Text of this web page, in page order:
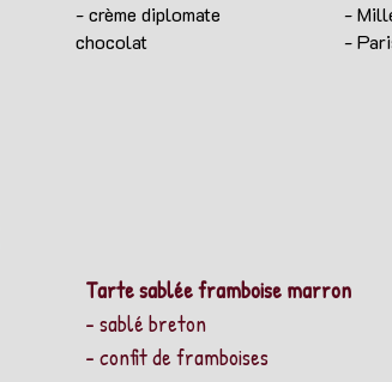
- crème diplomate
chocolat
-
-
Tarte sablée framboise marron
- sablé breton
- confit de framboises